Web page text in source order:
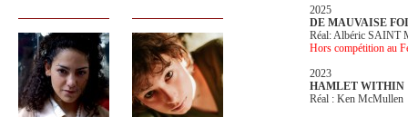
2025
DE MAUVAISE
Réal: Albéric SAINT
Hors compétition au
2023
HAMLET WITHIN
Réal : Ken McMullen